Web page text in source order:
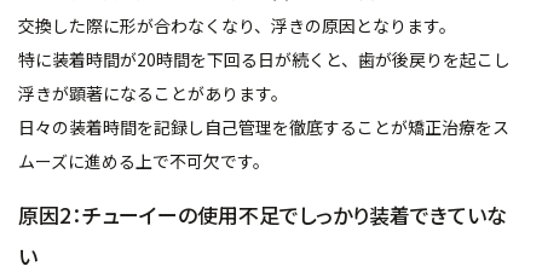
交換した際に形が合わなくなり、浮きの原因となります。
特に装着時間が20時間を下回る日が続くと、歯が後戻りを起こし
浮きが顕著になることがあります。
日々の装着時間を記録し自己管理を徹底することが矯正治療をス
ムーズに進める上で不可欠です。
原因2：チューイーの使用不足でしっかり装着できていな
い